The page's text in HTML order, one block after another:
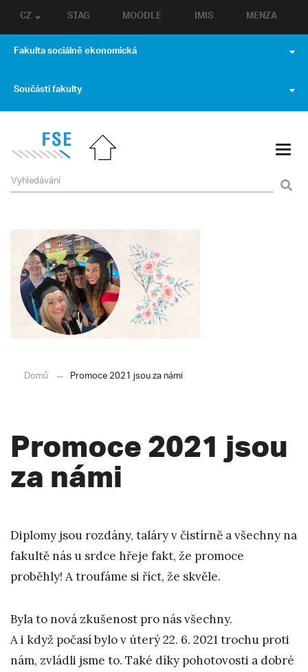
STAG MOODLE IMIS MENZA
CZ
Fakulta sociálně ekonomická
Součásti fakulty
Domů Promoce 2021 jsou za námi
Promoce 2021 jsou
za námi
Diplomy jsou rozdány, taláry v čistírně a všechny na
fakultě nás u srdce hřeje fakt, že promoce
proběhly! A troufáme si říct, že skvěle.
Byla to nová zkušenost pro nás všechny.
A i když počasí bylo v úterý 22. 6. 2021 trochu proti
nám, zvládli jsme to. Také díky pohotovosti a dobré